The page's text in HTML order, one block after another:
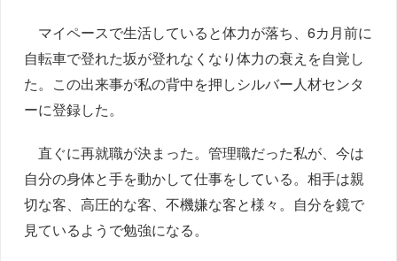
マイペースで生活していると体力が落ち、6カ月前に
自転車で登れた坂が登れなくなり体力の衰えを自覚し
た。この出来事が私の背中を押しシルバー人材センタ
ーに登録した。
直ぐに再就職が決まった。管理職だった私が、今は
自分の身体と手を動かして仕事をしている。相手は親
切な客、高圧的な客、不機嫌な客と様々。自分を鏡で
見ているようで勉強になる。